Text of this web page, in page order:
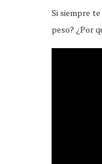
Si siempre
peso? ¿Por